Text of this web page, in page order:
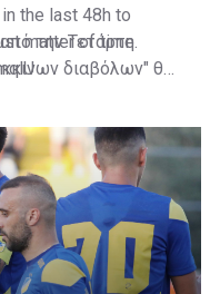
the last 48h to
matter of time.
την Τετάρτη
διαβόλων" θα